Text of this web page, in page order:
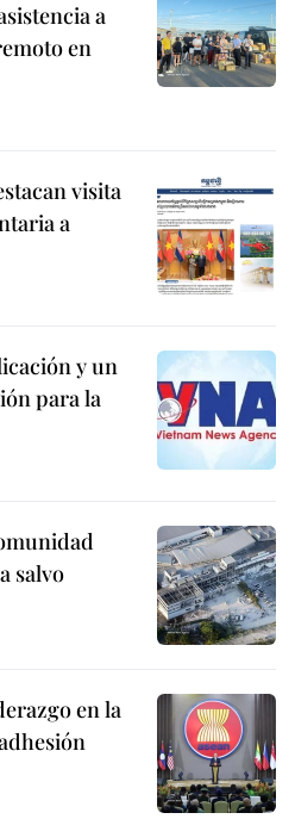
a
en
visita
a
y un
para la
salvo
en la